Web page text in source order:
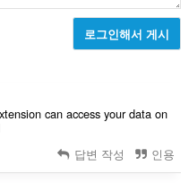
로그인해서 게시
can access your data on
답변 작성 인용